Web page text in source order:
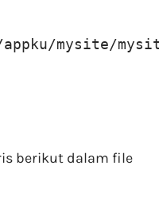
appku/mysite/
berikut dalam file